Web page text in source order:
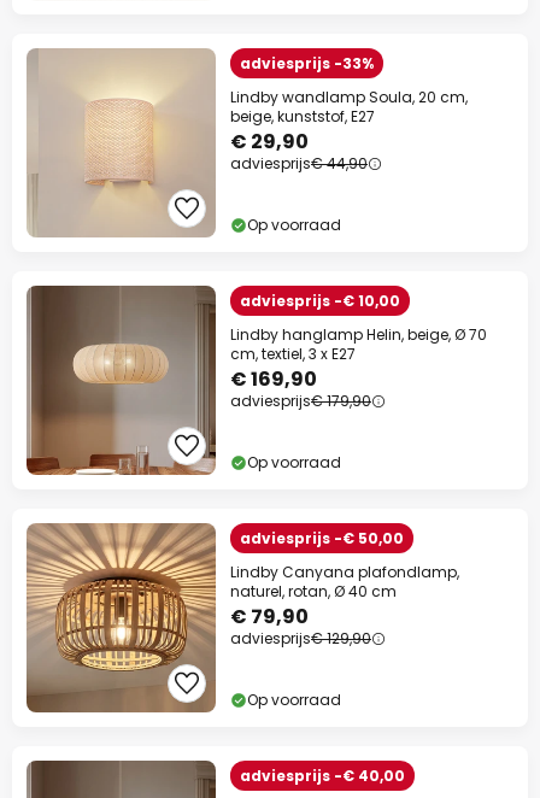
adviesprijs -33%
Lindby wandlamp Soula, 20 cm,
beige, kunststof, E27
€ 29,90
adviesprijs€ 44,90
Op voorraad
adviesprijs -€ 10,00
Lindby hanglamp Helin, beige, Ø 70
cm, textiel, 3 x E27
€ 169,90
adviesprijs€ 179,90
Op voorraad
adviesprijs -€ 50,00
Lindby Canyana plafondlamp,
naturel, rotan, Ø 40 cm
€ 79,90
adviesprijs€ 129,90
Op voorraad
adviesprijs -€ 40,00